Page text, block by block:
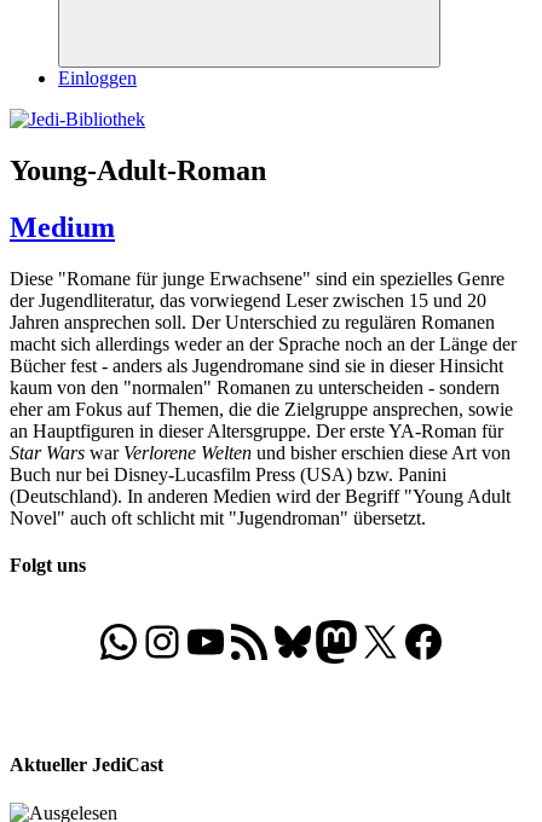
Suchen
Einloggen
Young-Adult-Roman
Medium
Diese "Romane für junge Erwachsene" sind ein spezielles Genre
der Jugendliteratur, das vorwiegend Leser zwischen 15 und 20
Jahren ansprechen soll. Der Unterschied zu regulären Romanen
macht sich allerdings weder an der Sprache noch an der Länge der
Bücher fest - anders als Jugendromane sind sie in dieser Hinsicht
kaum von den "normalen" Romanen zu unterscheiden - sondern
eher am Fokus auf Themen, die die Zielgruppe ansprechen, sowie
an Hauptfiguren in dieser Altersgruppe. Der erste YA-Roman für
Star Wars war Verlorene Welten und bisher erschien diese Art von
Buch nur bei Disney-Lucasfilm Press (USA) bzw. Panini
(Deutschland). In anderen Medien wird der Begriff "Young Adult
Novel" auch oft schlicht mit "Jugendroman" übersetzt.
Folgt uns
WhatsApp
Folgt uns auf Instagram
Besucht unseren YouTube-Kanal
RSS-FeedBluesky
Folgt uns auf Mastodon
X Folgt uns auf
Aktueller JediCast